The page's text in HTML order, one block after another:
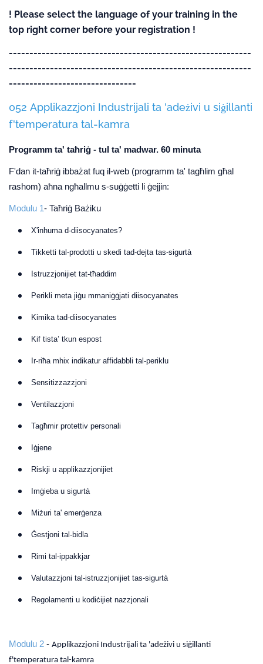
! Please select the language of your training in the
top right corner before your registration !
-----------------------------------------------------------
-----------------------------------------------------------
-------------------------------
052 Applikazzjoni Industrijali ta 'adeżivi u siġillanti
f'temperatura tal-kamra
Programm ta' taħriġ - tul ta' madwar. 60 minuta
F'dan it-taħriġ ibbażat fuq il-web (programm ta' tagħlim għal
rashom) aħna ngħallmu s-suġġetti li ġejjin:
Modulu 1 - Taħriġ Bażiku
X'inhuma d-diisocyanates?
Tikketti tal-prodotti u skedi tad-dejta tas-sigurtà
Istruzzjonijiet tat-tħaddim
Perikli meta jiġu mmaniġġjati diisocyanates
Kimika tad-diisocyanates
Kif tista’ tkun espost
Ir-riħa mhix indikatur affidabbli tal-periklu
Sensitizzazzjoni
Ventilazzjoni
Tagħmir protettiv personali
Iġjene
Riskji u applikazzjonijiet
Imġieba u sigurtà
Miżuri ta' emerġenza
Ġestjoni tal-bidla
Rimi tal-ippakkjar
Valutazzjoni tal-istruzzjonijiet tas-sigurtà
Regolamenti u kodiċijiet nazzjonali
Modulu 2 - Applikazzjoni Industrijali ta 'adeżivi u siġillanti
f'temperatura tal-kamra